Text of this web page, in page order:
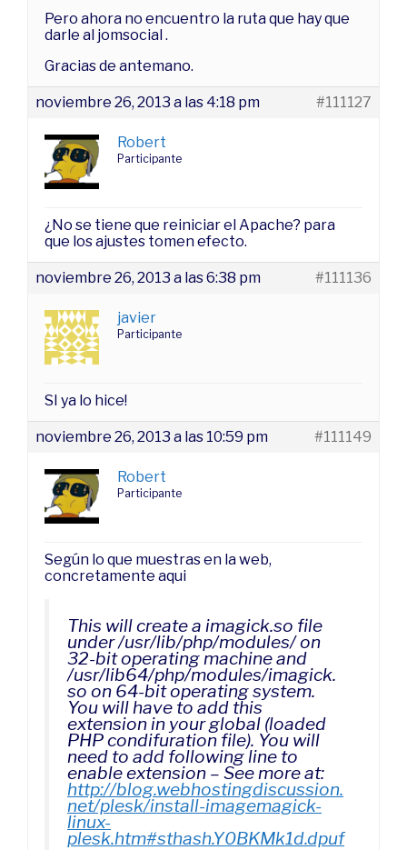
Pero ahora no encuentro la ruta que hay que
darle al jomsocial .
Gracias de antemano.
noviembre 26, 2013 a las 4:18 pm #111127
Robert
Participante
¿No se tiene que reiniciar el Apache? para
que los ajustes tomen efecto.
noviembre 26, 2013 a las 6:38 pm #111136
javier
Participante
SI ya lo hice!
noviembre 26, 2013 a las 10:59 pm #111149
Robert
Participante
Según lo que muestras en la web,
concretamente aqui
This will create a imagick.so file
under /usr/lib/php/modules/ on
32-bit operating machine and
/usr/lib64/php/modules/imagick.
so on 64-bit operating system.
You will have to add this
extension in your global (loaded
PHP condifuration file). You will
need to add following line to
enable extension – See more at:
http://blog.webhostingdiscussion.
net/plesk/install-imagemagick-
linux-
plesk.htm#sthash.Y0BKMk1d.dpuf